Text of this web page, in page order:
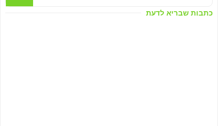
כתבות שבריא לדעת